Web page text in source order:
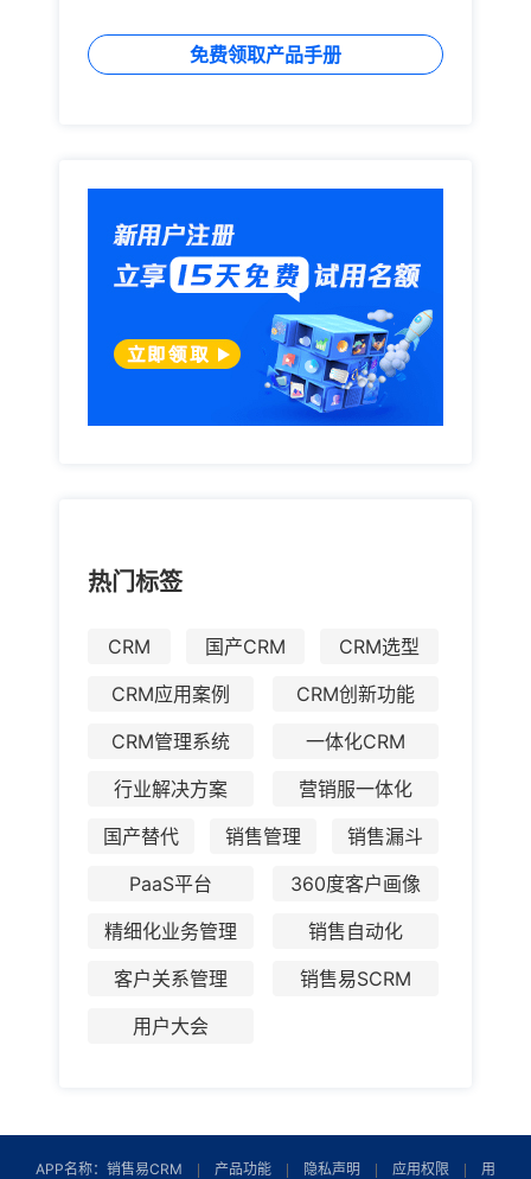
免费领取产品手册
热门标签
CRM 国产CRM
CRM选型
CRM应用案例
CRM创新功能
CRM管理系统
一体化CRM
行业解决方案
营销服一体化
国产替代
销售管理
销售漏斗
PaaS平台
360度客户画像
精细化业务管理
销售自动化
客户关系管理
销售易SCRM
用户大会
APP名称：销售易CRM 产品功能 隐私声明 应用权限 用